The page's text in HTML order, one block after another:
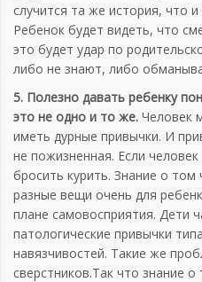
случится та же история, что
Ребенок будет видеть, что
это будет удар по
либо не знают, либо
5. Полезно давать ребенку
это не одно и то же. Человек
иметь дурные привычки. И
не пожизненная. Если
бросить курить. Знание о
разные вещи очень для
плане самовосприятия. Дети
патологические привычки
навязчивостей. Такие же
сверстников.Так что знание